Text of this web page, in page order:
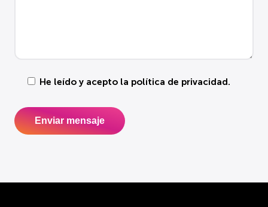
He leído y acepto la política de privacidad.